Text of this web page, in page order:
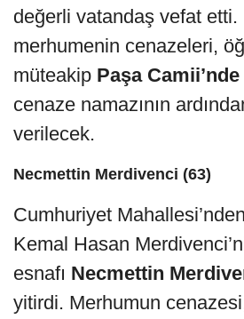
değerli vatandaş vefat etti.
merhumenin cenazeleri,
müteakip Paşa Camii’nde
cenaze namazının
verilecek.
Necmettin Merdivenci (63)
Cumhuriyet
Kemal Hasan
esnafı Necmettin
yitirdi. Merhumun